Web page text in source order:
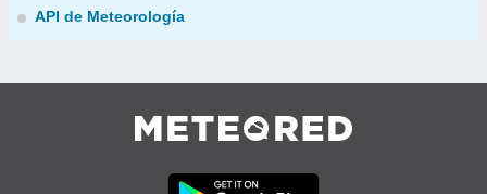
API de Meteorología